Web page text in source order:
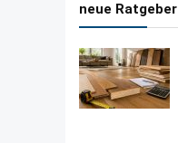
neue Ratgeber